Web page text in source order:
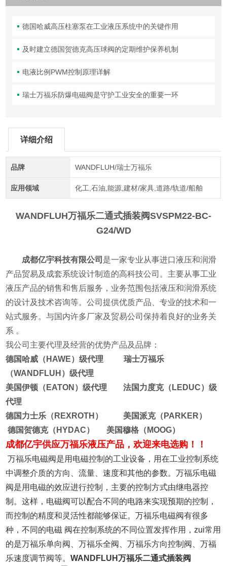
德国哈威高压柱塞泵在工业液压系统中的关键作用
及时建立德国贺德克高压球阀的定期维护保养机制
电液比例PWM控制原理详解
瑞士万福乐防爆电磁阀是守护工业安全的重要一环
详细介绍
品牌 WANDFLUH/瑞士万福乐
应用领域 化工,石油,能源,建材/家具,道路/轨道/船舶
WANDFLUH万福乐二通式插装阀SVSPM22-BC-
G24/WD
成都亿宇科技有限公司 是一家专业从事进口液压和润滑
产品贸易及成套系统设计制造的高科技公司。主要从事工业
液压产品的销售和售后服务，业务范围包括液压和润滑系统
的设计及技术咨询等。公司提供优质产品、专业的技术和一
站式服务。与国内许多厂家及贸易公司保持着良好的业务关
系 。
我公司主要代理及经营的优势产品及品牌：
德国哈威（HAWE）级代理 瑞士万福乐
（WANDFLUH）级代理
美国伊顿（EATON）级代理 法国力度克（LEDUC）级
代理
德国力士乐（REXROTH） 美国派克（PARKER）
德国贺德克（HYDAC） 美国穆格（MOOG）
成都亿宇供应万福乐液压产品，欢迎来电选购！！
万福乐电磁阀是用电磁控制的工业设备，用在工业控制系统
中调整介质的方向、流量、速度和其他的参数。万福乐电磁
阀是用电磁的效应进行控制，主要的控制方式由继电器控
制。这样，电磁阀可以配合不同的电路来实现预期的控制，
而控制的精度和灵活性都能够保证。万福乐电磁阀有很多
种，不同的电磁 阀在控制系统的不同位置发挥作用，zui常用
的是万福乐单向阀、万福乐全阀、万福乐方向控制阀、万福
乐速度调节阀等。WANDFLUH万福乐二通式插装阀